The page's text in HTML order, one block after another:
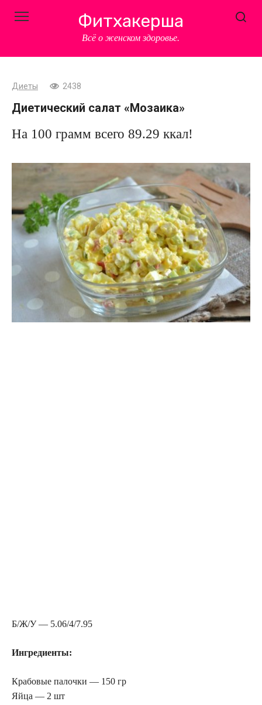
Фитхакерша
Всё о женском здоровье.
Диеты 2438
Диетический салат «Мозаика»
На 100 грамм всего 89.29 ккал!
Б/Ж/У — 5.06/4/7.95
Ингредиенты:
Крабовые палочки — 150 гр
Яйца — 2 шт